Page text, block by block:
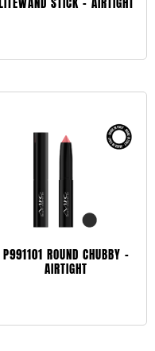
P991101 ROUND CHUBBY –
AIRTIGHT